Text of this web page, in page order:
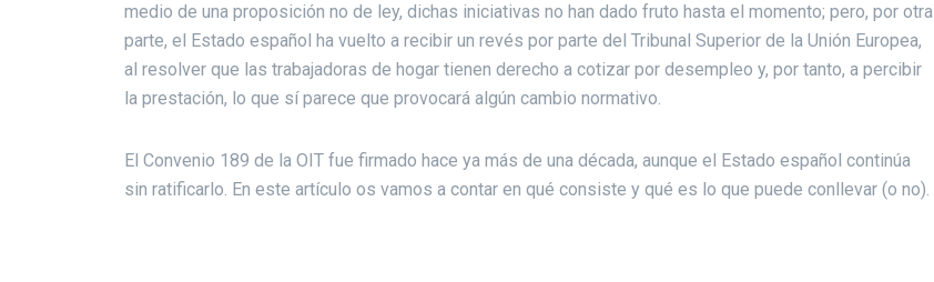
medio de una proposición no de ley, dichas iniciativas no han dado fruto hasta el momento; pero, por otra
parte, el Estado español ha vuelto a recibir un revés por parte del Tribunal Superior de la Unión Europea,
al resolver que las trabajadoras de hogar tienen derecho a cotizar por desempleo y, por tanto, a percibir
la prestación, lo que sí parece que provocará algún cambio normativo.
El Convenio 189 de la OIT fue firmado hace ya más de una década, aunque el Estado español continúa
sin ratificarlo. En este artículo os vamos a contar en qué consiste y qué es lo que puede conllevar (o no).